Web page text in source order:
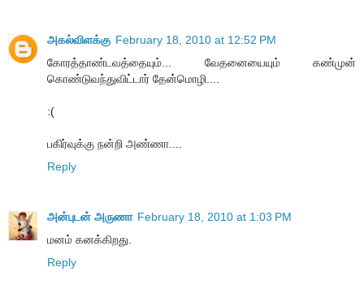
அகல்விளக்கு February 18, 2010 at 12:52 PM
கோரத்தாண்டவத்தையும்... வேதனையையும் கண்முன்
கொண்டுவந்துவிட்டார் தேன்மொழி....
:(
பகிர்வுக்கு நன்றி அண்ணா....
Reply
அன்புடன் அருணா February 18, 2010 at 1:03 PM
மனம் கனக்கிறது.
Reply